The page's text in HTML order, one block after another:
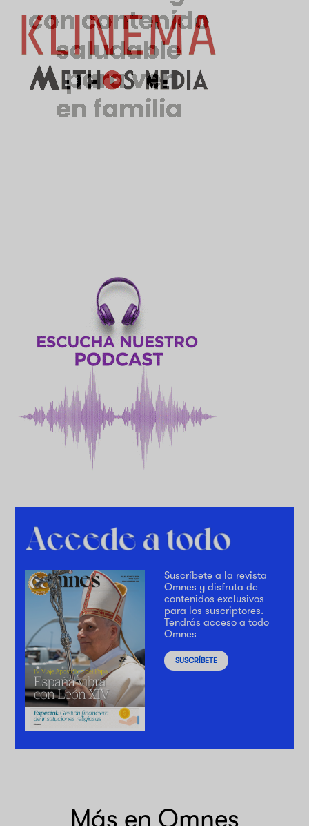
Suscríbete a la revista
Omnes y disfruta de
contenidos exclusivos
para los suscriptores.
Tendrás acceso a todo
Omnes
SUSCRÍBETE
Más en Omnes